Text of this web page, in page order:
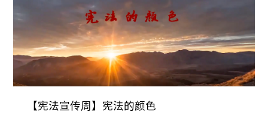
【宪法宣传周】宪法的颜色